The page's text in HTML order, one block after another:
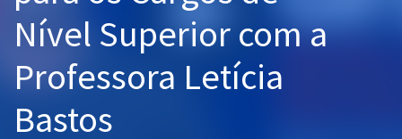
Mentorias
Questões grátis
Nível Superior com a
Professora Letícia
Bastos